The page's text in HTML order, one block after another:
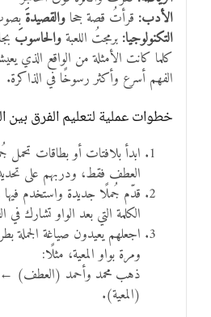
الأدب: قرأتُ قصة جحاوالقصيدةَ
التكنولوجيا: برمجتُ اللعبةوالحاسوبَ
كلما كانت الأمثلة من الواقع الذي
الفهم أسرع وأكثر رسوخًا في الذاكرة.
خطوات عملية لتعليم الفرق بين
ابدأ بلافتات أو بطاقات تحمل
العطف فقط، ودربهم على
قدّم جُملًا جديدة واستخدم فيها
الكلمة التي بعد الواو تشارك في
اجعلهم يعيدون صياغة الجملة
ومرة بواو المعية، مثلًا:
ذهب محمد وأحمد (العطف) ←
(المعية).